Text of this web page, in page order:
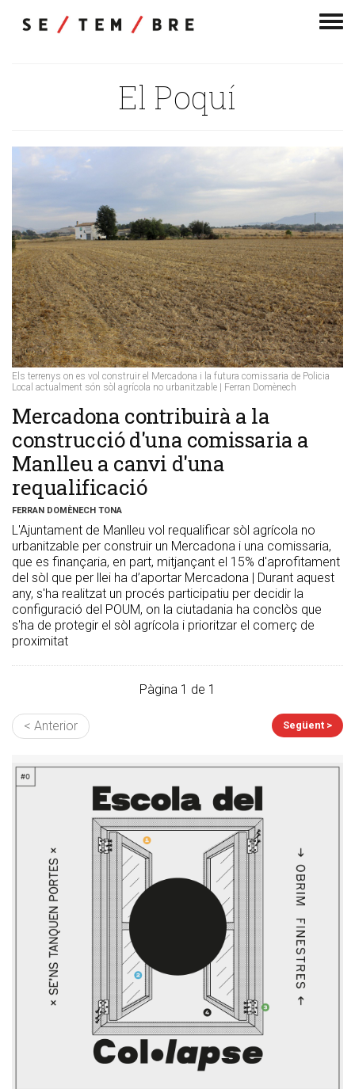
El Poquí
Els terrenys on es vol construir el Mercadona i la futura comissaria de Policia
Local actualment són sòl agrícola no urbanitzable | Ferran Domènech
​Mercadona contribuirà a la
construcció d'una comissaria a
Manlleu a canvi d'una
requalificació
FERRAN DOMÈNECH TONA
L'Ajuntament de Manlleu vol requalificar sòl agrícola no
urbanitzable per construir un Mercadona i una comissaria,
que es finançaria, en part, mitjançant el 15% d'aprofitament
del sòl que per llei ha d’aportar Mercadona | Durant aquest
any, s'ha realitzat un procés participatiu per decidir la
configuració del POUM, on la ciutadania ha conclòs que
s'ha de protegir el sòl agrícola i prioritzar el comerç de
proximitat
Pàgina 1 de 1
< Anterior Següent >